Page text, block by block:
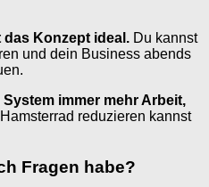
Konzept ideal. Du kannst
und dein Business abends
immer mehr Arbeit,
reduzieren kannst
Fragen habe?